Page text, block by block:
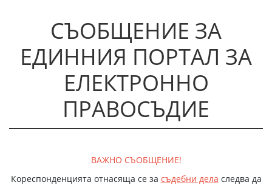
СЪОБЩЕНИЕ ЗА
ЕДИННИЯ ПОРТАЛ ЗА
ЕЛЕКТРОННО
ПРАВОСЪДИЕ
ВАЖНО СЪОБЩЕНИЕ!
Кореспонденцията отнасяща се за съдебни дела следва да